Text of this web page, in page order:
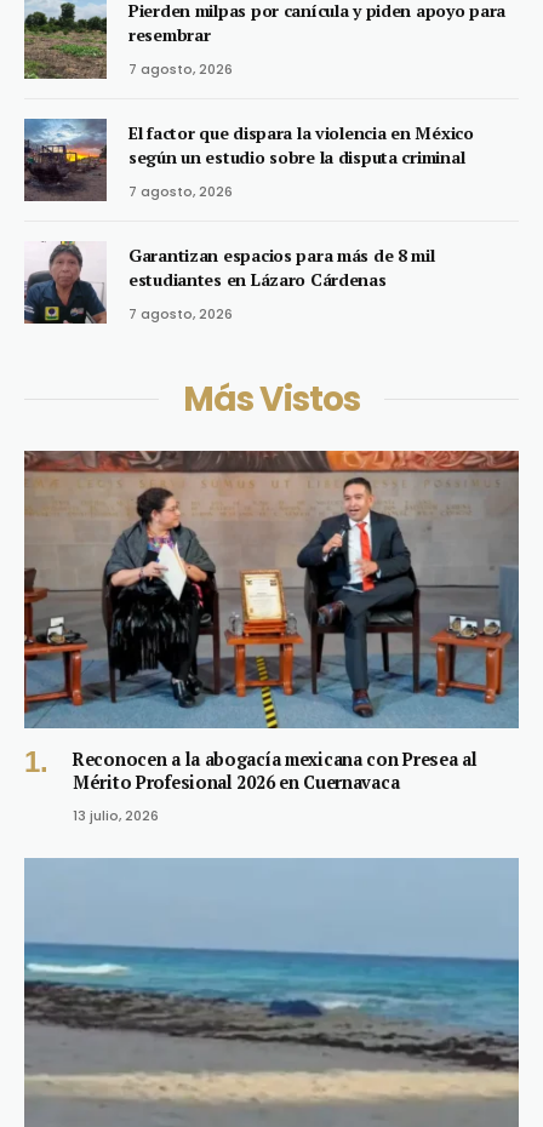
Pierden milpas por canícula y piden apoyo para
resembrar
7 agosto, 2026
El factor que dispara la violencia en México
según un estudio sobre la disputa criminal
7 agosto, 2026
Garantizan espacios para más de 8 mil
estudiantes en Lázaro Cárdenas
7 agosto, 2026
Más Vistos
Reconocen a la abogacía mexicana con Presea al
Mérito Profesional 2026 en Cuernavaca
13 julio, 2026